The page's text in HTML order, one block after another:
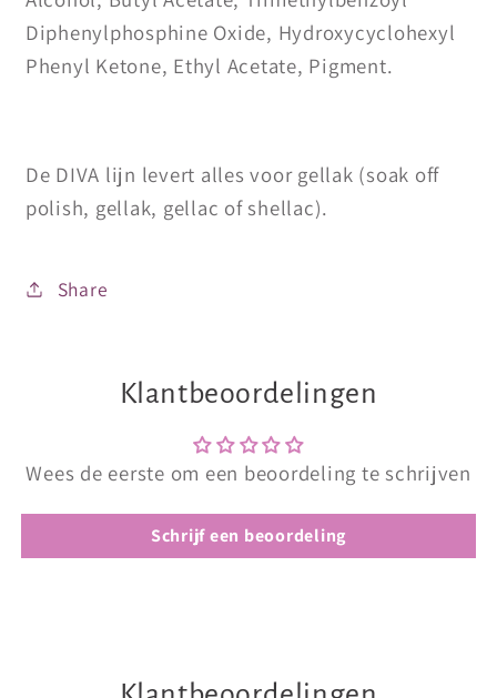
Diphenylphosphine Oxide, Hydroxycyclohexyl
Phenyl Ketone, Ethyl Acetate, Pigment.
De DIVA lijn levert alles voor gellak (soak off
polish, gellak, gellac of shellac).
Share
Klantbeoordelingen
Wees de eerste om een beoordeling te schrijven
Schrijf een beoordeling